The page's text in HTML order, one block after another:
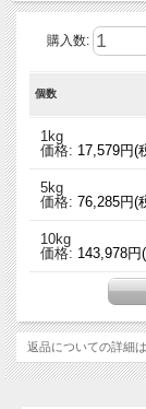
購入数:
個数
1kg
価格: 17,579円(
5kg
価格: 76,285円(
10kg
価格: 143,978円
返品についての詳細